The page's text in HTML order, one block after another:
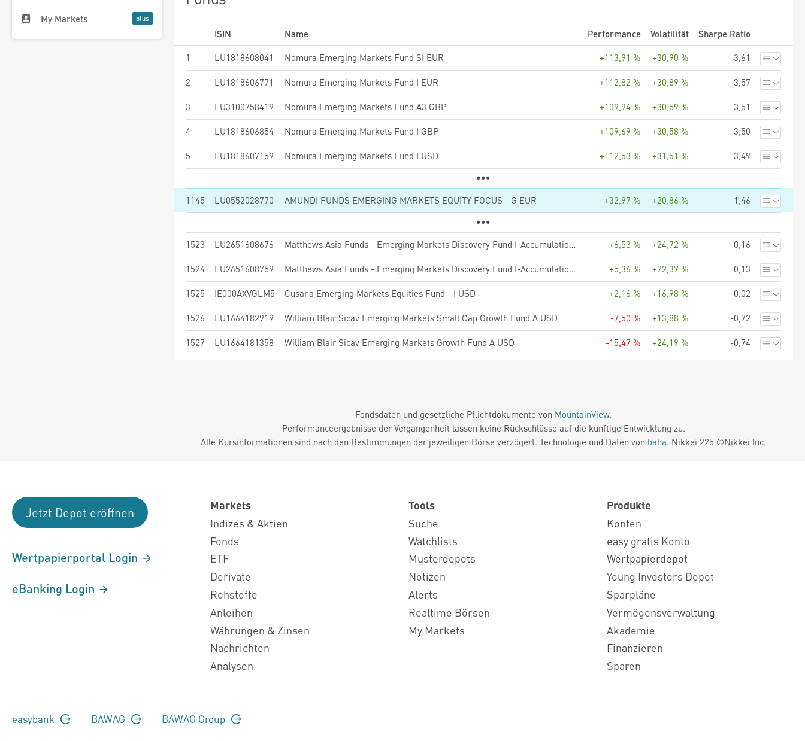
My Markets
ISIN Name Performance Volatilität
Sharpe Ratio
1
LU1818608041 Nomura Emerging Markets Fund SI EUR +113,91 % +30,90 % 3,61
2 LU1818606771 Nomura Emerging Markets Fund I EUR +112,82 % +30,89 % 3,57
3 LU3100758419 Nomura Emerging Markets Fund A3 GBP +109,94 % +30,59 % 3,51
4 LU1818606854 Nomura Emerging Markets Fund I GBP +109,69 % +30,58 % 3,50
5 LU1818607159 Nomura Emerging Markets Fund I USD +112,53 % +31,51 % 3,49
1145 LU0552028770 AMUNDI FUNDS EMERGING MARKETS EQUITY FOCUS - G EUR +32,97 % +20,86 % 1,46
1523 LU2651608676 Matthews Asia Funds - Emerging Markets Discovery Fund I-Accumulation USD +6,53 % +24,72 % 0,16
1524 LU2651608759 Matthews Asia Funds - Emerging Markets Discovery Fund I-Accumulation GBP +5,36 % +22,37 % 0,13
1525 IE000AXVGLM5 Cusana Emerging Markets Equities Fund - I USD +2,16 % +16,98 % -0,02
1526 LU1664182919 William Blair Sicav Emerging Markets Small Cap Growth Fund A USD -7,50 % +13,88 % -0,72
1527 LU1664181358 William Blair Sicav Emerging Markets Growth Fund A USD -15,47 % +24,19 % -0,74
Fondsdaten und gesetzliche Pflichtdokumente von MountainView.
Performanceergebnisse der Vergangenheit lassen keine Rückschlüsse auf die künftige Entwicklung zu.
Alle Kursinformationen sind nach den Bestimmungen der jeweiligen Börse verzögert. Technologie und Daten von baha. Nikkei 225 ©Nikkei Inc.
Jetzt Depot eröffnen
Wertpapierportal Login
eBanking Login
Markets
Indizes & Aktien
Fonds
ETF
Derivate
Rohstoffe
Anleihen
Währungen & Zinsen
Nachrichten
Analysen
Tools
Suche
Watchlists
Musterdepots
Notizen
Alerts
Realtime Börsen
My Markets
Produkte
Konten
easy gratis Konto
Wertpapierdepot
Young Investors Depot
Sparpläne
Vermögensverwaltung
Akademie
Finanzieren
Sparen
easybank BAWAG BAWAG Group